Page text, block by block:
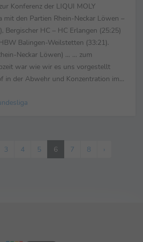
Konferenz der LIQUI MOLY
mit den Partien Rhein-Neckar Löwen –
Bergischer HC – HC Erlangen (25:25)
Balingen-Weilstetten (33:21).
Neckar Löwen) … … zum
war wie wir es uns vorgestellt
in der Abwehr und Konzentration im
3 4 5 6 7 8 ›